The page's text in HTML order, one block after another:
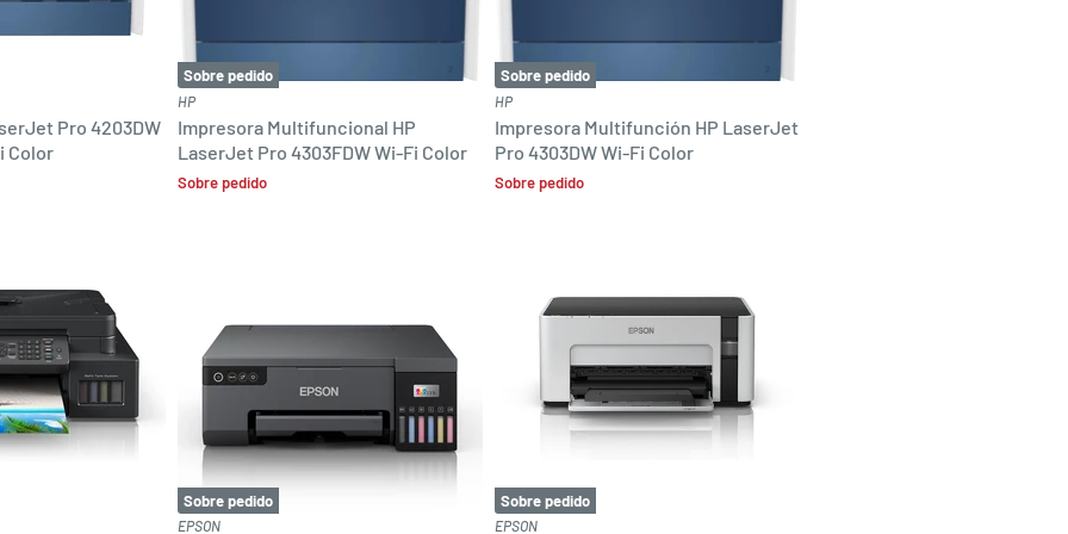
Pro 4203DW
Color
Sobre pedido
HP
Impresora Multifuncional HP
LaserJet Pro 4303FDW Wi-Fi Color
Sobre pedido
Sobre pedido
HP
Impresora Multifunción HP LaserJet
Pro 4303DW Wi-Fi Color
Sobre pedido
Sobre pedido
EPSON
Sobre pedido
EPSON